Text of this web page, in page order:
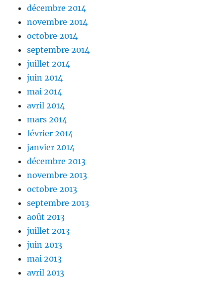
décembre 2014
novembre 2014
octobre 2014
septembre 2014
juillet 2014
juin 2014
mai 2014
avril 2014
mars 2014
février 2014
janvier 2014
décembre 2013
novembre 2013
octobre 2013
septembre 2013
août 2013
juillet 2013
juin 2013
mai 2013
avril 2013